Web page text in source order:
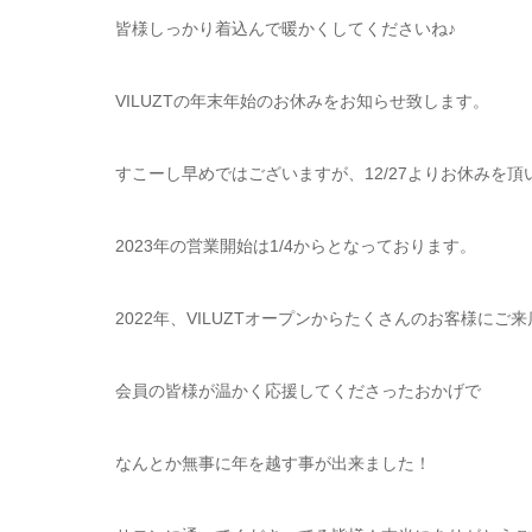
皆様しっかり着込んで暖かくしてくださいね♪
VILUZTの年末年始のお休みをお知らせ致します。
すこーし早めではございますが、12/27よりお休みを頂
2023年の営業開始は1/4からとなっております。
2022年、VILUZTオープンからたくさんのお客様にご来
会員の皆様が温かく応援してくださったおかげで
なんとか無事に年を越す事が出来ました！